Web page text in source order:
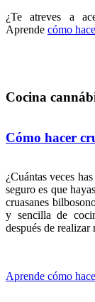
¿Te atreves a
Aprende cómo
Cocina
Cómo hacer
¿Cuántas veces
seguro es que
cruasanes
y sencilla de
después de
Aprende cómo